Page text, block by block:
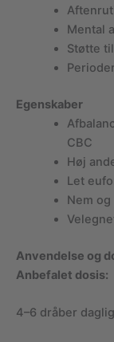
Mental
Støtte
Egenskaber
CBC
Høj
Let
Nem
Anvendelse og
Anbefalet dosis:
4–6 dråber